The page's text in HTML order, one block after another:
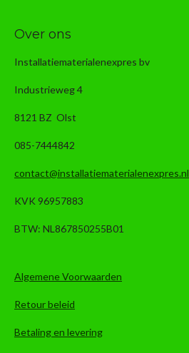
Over ons
Installatiematerialenexpres bv
Industrieweg 4
8121 BZ Olst
085-7444842
contact@installatiematerialenexpres.nl
KVK 96957883
BTW: NL867850255B01
Algemene Voorwaarden
Retour beleid
Betaling en levering